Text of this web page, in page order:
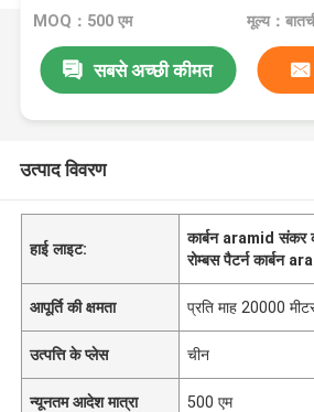
MOQ：500 एम मूल्य：
सबसे अच्छी कीमत
उत्पाद विवरण
हाई लाइट:
कार्बन aramid संकर
रोम्बस पैटर्न कार्बन
आपूर्ति की क्षमता प्रति माह 20000
उत्पत्ति के प्लेस चीन
न्यूनतम आदेश मात्रा 500 एम